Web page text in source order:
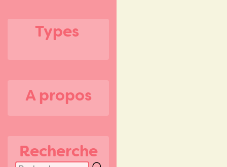
Types
A propos
Recherche